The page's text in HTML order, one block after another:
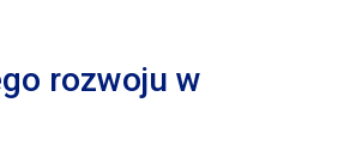
rozwoju w